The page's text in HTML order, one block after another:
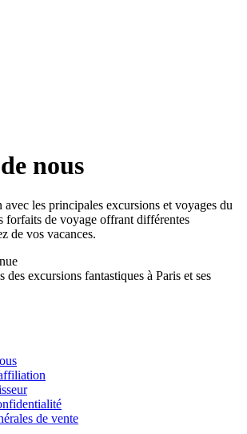
nous
avec les principales excursions et voyages du
forfaits de voyage offrant différentes
de vos vacances.
des excursions fantastiques à Paris et ses
de vente